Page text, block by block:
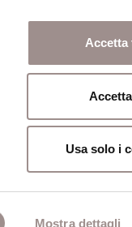
Mostra dettagli
Accetta
Usa solo i